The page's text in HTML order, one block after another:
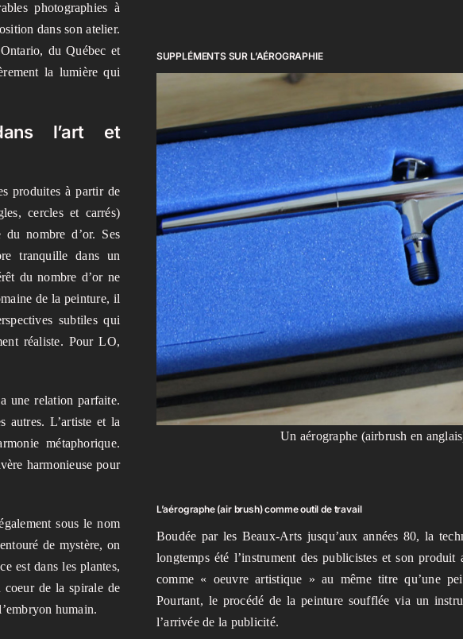
photographies à
dans son atelier.
du Québec et
la lumière qui
l’art et
produites à partir de
cercles et carrés)
nombre d’or. Ses
tranquille dans un
du nombre d’or ne
de la peinture, il
subtiles qui
réaliste. Pour LO,
une relation parfaite.
autres. L’artiste et la
métaphorique.
harmonieuse pour
sous le nom
de mystère, on
est dans les plantes,
de la spirale de
humain.
SUPPLÉMENTS SUR L’AÉROGRAPHIE
Un aérographe (airbrush en
L’aérographe (air brush) comme outil de travail
Boudée par les Beaux-Arts jusqu’aux années 80, la
longtemps été l’instrument des publicistes et son
comme « oeuvre artistique » au même titre qu’une
Pourtant, le procédé de la peinture soufflée via un
l’arrivée de la publicité.